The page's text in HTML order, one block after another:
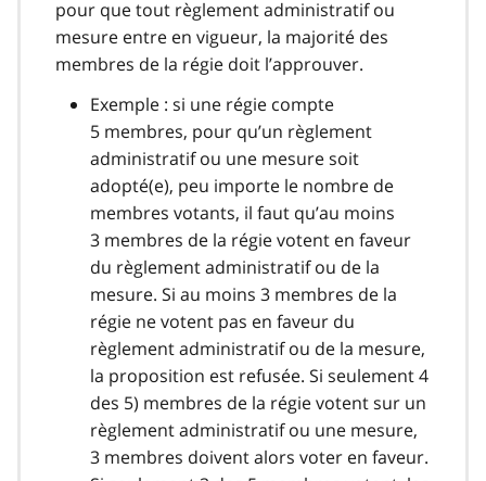
pour que tout règlement administratif ou
mesure entre en vigueur, la majorité des
membres de la régie doit l’approuver.
Exemple : si une régie compte
5 membres, pour qu’un règlement
administratif ou une mesure soit
adopté(e), peu importe le nombre de
membres votants, il faut qu’au moins
3 membres de la régie votent en faveur
du règlement administratif ou de la
mesure. Si au moins 3 membres de la
régie ne votent pas en faveur du
règlement administratif ou de la mesure,
la proposition est refusée. Si seulement 4
des 5) membres de la régie votent sur un
règlement administratif ou une mesure,
3 membres doivent alors voter en faveur.